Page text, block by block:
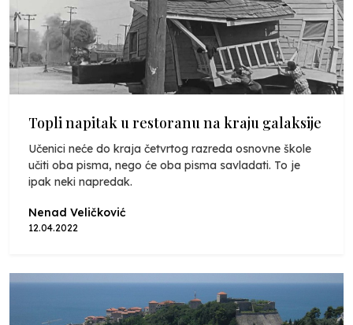
Topli napitak u restoranu na kraju galaksije
Učenici neće do kraja četvrtog razreda osnovne škole
učiti oba pisma, nego će oba pisma savladati. To je
ipak neki napredak.
Nenad Veličković
12.04.2022